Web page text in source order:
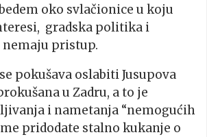
oko svlačionice u koju
gradska politika i
pristup.
pokušava oslabiti Jusupova
u Zadru, a to je
i nametanja “nemogućih
pridodate stalno kukanje o